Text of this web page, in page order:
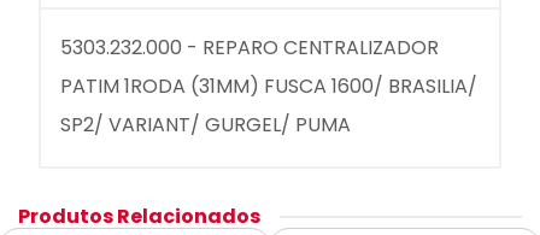
5303.232.000 - REPARO CENTRALIZADOR
PATIM 1RODA (31MM) FUSCA 1600/ BRASILIA/
SP2/ VARIANT/ GURGEL/ PUMA
Produtos Relacionados